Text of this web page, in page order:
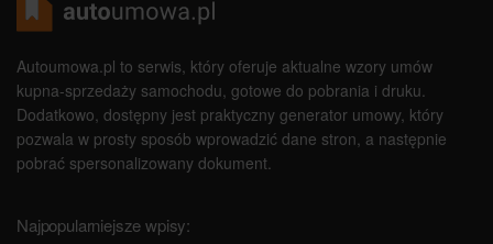
Autoumowa.pl to serwis, który oferuje aktualne wzory umów
kupna-sprzedaży samochodu, gotowe do pobrania i druku.
Dodatkowo, dostępny jest praktyczny generator umowy, który
pozwala w prosty sposób wprowadzić dane stron, a następnie
pobrać spersonalizowany dokument.
Najpopularniejsze wpisy: